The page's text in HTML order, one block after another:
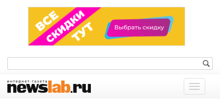
Показать
меню